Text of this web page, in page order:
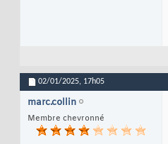
02/01/2025, 17h05
marc.collin
Membre chevronné